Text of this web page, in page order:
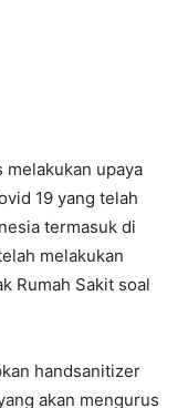
melakukan upaya
19 yang telah
termasuk di
melakukan
Rumah Sakit soal
handsanitizer
akan mengurus